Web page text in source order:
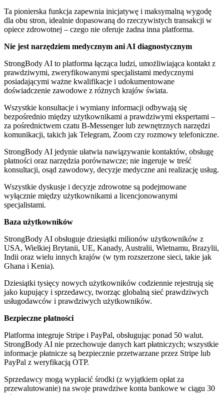
Ta pionierska funkcja zapewnia inicjatywę i maksymalną wygodę
dla obu stron, idealnie dopasowaną do rzeczywistych transakcji w
opiece zdrowotnej – czego nie oferuje żadna inna platforma.
Nie jest narzędziem medycznym ani AI diagnostycznym
StrongBody AI to platforma łącząca ludzi, umożliwiająca kontakt z
prawdziwymi, zweryfikowanymi specjalistami medycznymi
posiadającymi ważne kwalifikacje i udokumentowane
doświadczenie zawodowe z różnych krajów świata.
Wszystkie konsultacje i wymiany informacji odbywają się
bezpośrednio między użytkownikami a prawdziwymi ekspertami –
za pośrednictwem czatu B-Messenger lub zewnętrznych narzędzi
komunikacji, takich jak Telegram, Zoom czy rozmowy telefoniczne.
StrongBody AI jedynie ułatwia nawiązywanie kontaktów, obsługę
płatności oraz narzędzia porównawcze; nie ingeruje w treść
konsultacji, osąd zawodowy, decyzje medyczne ani realizację usług.
Wszystkie dyskusje i decyzje zdrowotne są podejmowane
wyłącznie między użytkownikami a licencjonowanymi
specjalistami.
Baza użytkowników
StrongBody AI obsługuje dziesiątki milionów użytkowników z
USA, Wielkiej Brytanii, UE, Kanady, Australii, Wietnamu, Brazylii,
Indii oraz wielu innych krajów (w tym rozszerzone sieci, takie jak
Ghana i Kenia).
Dziesiątki tysięcy nowych użytkowników codziennie rejestrują się
jako kupujący i sprzedawcy, tworząc globalną sieć prawdziwych
usługodawców i prawdziwych użytkowników.
Bezpieczne płatności
Platforma integruje Stripe i PayPal, obsługując ponad 50 walut.
StrongBody AI nie przechowuje danych kart płatniczych; wszystkie
informacje płatnicze są bezpiecznie przetwarzane przez Stripe lub
PayPal z weryfikacją OTP.
Sprzedawcy mogą wypłacić środki (z wyjątkiem opłat za
przewalutowanie) na swoje prawdziwe konta bankowe w ciągu 30